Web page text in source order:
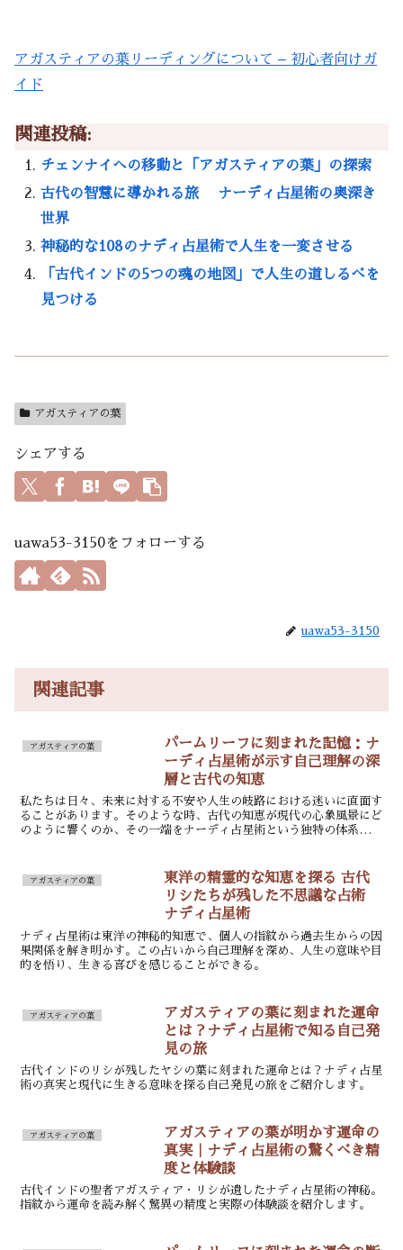
アガスティアの葉リーディングについて – 初心者向けガ
イド
関連投稿:
チェンナイへの移動と「アガスティアの葉」の探索
古代の智慧に導かれる旅 ナーディ占星術の奥深き
世界
神秘的な108のナディ占星術で人生を一変させる
「古代インドの5つの魂の地図」で人生の道しるべを
見つける
アガスティアの葉
シェアする
uawa53-3150をフォローする
uawa53-3150
関連記事
アガスティアの葉
パームリーフに刻まれた記憶：ナ
ーディ占星術が示す自己理解の深
層と古代の知恵
私たちは日々、未来に対する不安や人生の岐路における迷いに直面す
ることがあります。そのような時、古代の知恵が現代の心象風景にど
のように響くのか、その一端をナーディ占星術という独特の体系から
アガスティアの葉
東洋の精霊的な知恵を探る 古代
リシたちが残した不思議な占術
ナディ占星術
ナディ占星術は東洋の神秘的知恵で、個人の指紋から過去生からの因
果関係を解き明かす。この占いから自己理解を深め、人生の意味や目
的を悟り、生きる喜びを感じることができる。
アガスティアの葉
アガスティアの葉に刻まれた運命
とは？ナディ占星術で知る自己発
見の旅
古代インドのリシが残したヤシの葉に刻まれた運命とは？ナディ占星
術の真実と現代に生きる意味を探る自己発見の旅をご紹介します。
アガスティアの葉
アガスティアの葉が明かす運命の
真実｜ナディ占星術の驚くべき精
度と体験談
古代インドの聖者アガスティア・リシが遺したナディ占星術の神秘。
指紋から運命を読み解く驚異の精度と実際の体験談を紹介します。